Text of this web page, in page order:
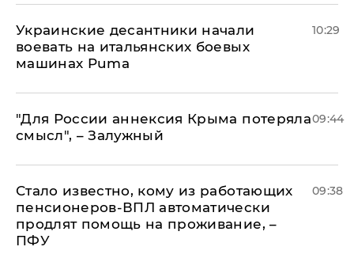
Украинские десантники начали
воевать на итальянских боевых
машинах Puma
10:29
"Для России аннексия Крыма потеряла
смысл", – Залужный
09:44
Стало известно, кому из работающих
пенсионеров-ВПЛ автоматически
продлят помощь на проживание, –
ПФУ
09:38